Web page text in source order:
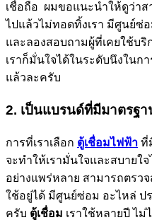
เชื่อถือ ผมขอแนะนำให้ดูว่าส
ไปแล้วไม่ทอดทิ้งเรา มีศูนย์ซ่
และลองสอบถามผู้ที่เคยใช้บริ
เราก็มั่นใจได้ในระดับนึงในกา
แล้วละครับ
2. เป็นแบรนด์ที่มีมาตรฐา
การที่เราเลือก ตู้เชื่อมไฟฟ้า ที่
จะทำให้เรามั่นใจและสบายใ
อย่างแพร่หลาย สามารถตรว
ใช้อยู่ได้ มีศูนย์ซ่อม อะไหล่ ป
ครับ ตู้เชื่อม เราใช้หลายปี ไ